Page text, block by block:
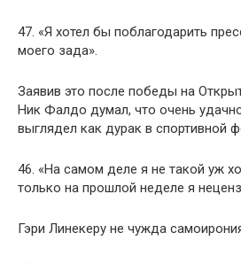
47. «Я хотел бы поблагодарить
моего зада».
Заявив это после победы на
Ник Фалдо думал, что очень
выглядел как дурак в спортивной
46. «На самом деле я не такой уж
только на прошлой неделе я
Гэри Линекеру не чужда